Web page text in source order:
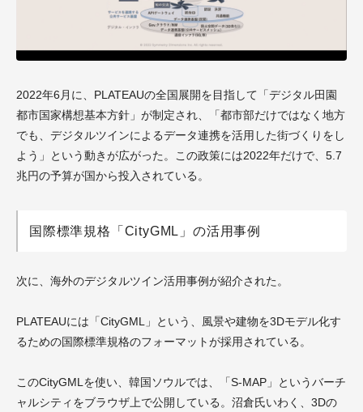
2022年6月に、PLATEAUの全国展開を目指して「デジタル田園
都市国家構想基本方針」が制定され、「都市部だけではなく地方
でも、デジタルツインによるデータ連携を活用した街づくりをし
よう」という動きが広がった。この政策には2022年だけで、5.7
兆円の予算が国から投入されている。
国際標準規格「CityGML」の活用事例
次に、海外のデジタルツイン活用事例が紹介された。
PLATEAUには「CityGML」という、風景や建物を3Dモデル化す
るための国際標準規格のフォーマットが採用されている。
このCityGMLを使い、韓国ソウルでは、「S-MAP」というバーチ
ャルシティをブラウザ上で公開している。沼倉氏いわく、3Dの